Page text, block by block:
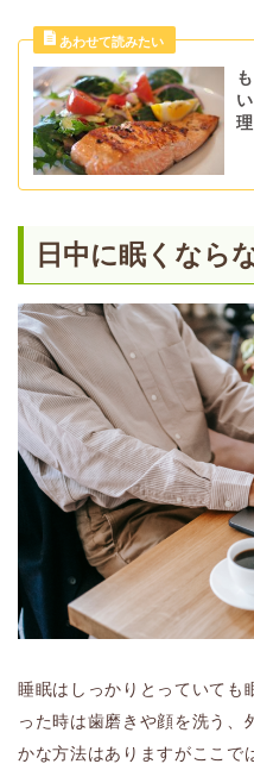
日中に眠くなら
睡眠はしっかりとっていても
った時は歯磨きや顔を洗う、
かな方法はありますがここで